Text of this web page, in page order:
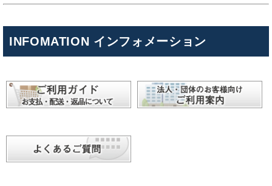
INFOMATION インフォメーション